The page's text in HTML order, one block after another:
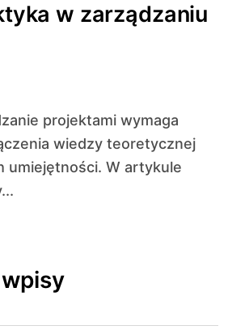
w zarządzaniu
wiedzy teoretycznej
umiejętności. W artykule